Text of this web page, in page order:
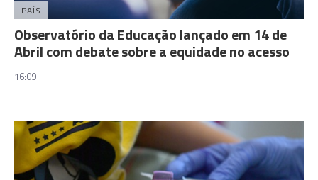
PAÍS
Observatório da Educação lançado em 14 de
Abril com debate sobre a equidade no acesso
16:09